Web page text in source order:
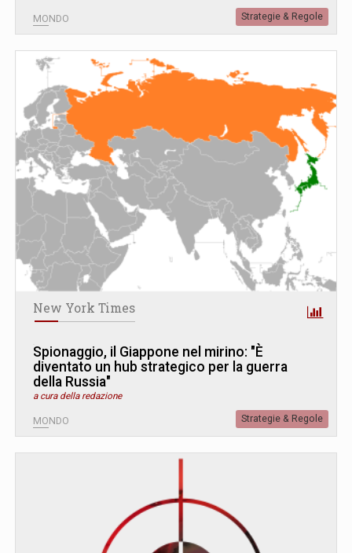
MONDO Strategie & Regole
New York Times
Spionaggio, il Giappone nel mirino: "È
diventato un hub strategico per la guerra
della Russia"
a cura della redazione
MONDO Strategie & Regole